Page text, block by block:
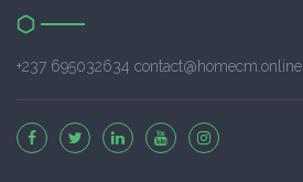
+237 695032634 contact@homecm.online